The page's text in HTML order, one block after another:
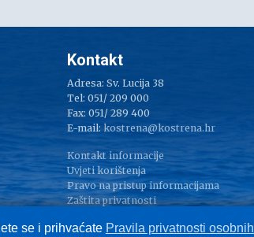
se i prihvaćate Pravila privatnosti osobnih
Kontakt
Adresa: Sv. Lucija 38
Tel: 051/ 209 000
Fax: 051/ 289 400
E-mail: kostrena@kostrena.hr
Kontakt informacije
Uvjeti korištenja
Pravo na pristup informacijama
Zaštita privatnosti